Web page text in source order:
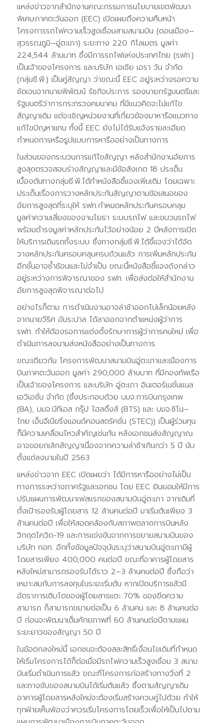
แหล่งข่าวจากสำนักงานคณะกรรมการนโยบายเขตพัฒนา
พิเศษภาคตะวันออก (EEC) เปิดเผยถึงความคืบหน้า
โครงการรถไฟความเร็วสูงเชื่อมสามสนามบิน (ดอนเมือง–
สุวรรณภูมิ–อู่ตะเภา) ระยะทาง 220 กิโลเมตร มูลค่า
224,544 ล้านบาท ซึ่งมีการรถไฟแห่งประเทศไทย (รฟท.)
เป็นเจ้าของโครงการ และบริษัท เอเชีย เอรา วัน จำกัด
(กลุ่มซี.พี.) เป็นคู่สัญญา ว่าขณะนี้ EEC อยู่ระหว่างรอความ
ชัดเจนจากนายพิพัฒน์ รัชกิจประการ รองนายกรัฐมนตรีและ
รัฐมนตรีว่าการกระทรวงคมนาคม ที่มีแนวคิดจะไม่แก้ไข
สัญญาเดิม แต่จะเชิญหน่วยงานที่เกี่ยวข้องมาหารือแนวทาง
แก้ไขปัญหาแทน ทั้งนี้ EEC ยังไม่ได้รับแจ้งรายละเอียด
กำหนดการหรือรูปแบบการหารืออย่างเป็นทางการ
ในส่วนของกระบวนการแก้ไขสัญญา หลังสำนักงานอัยการ
สูงสุดตรวจสอบร่างสัญญาและมีข้อสังเกต 18 ประเด็น
เบื้องต้นทางกลุ่มซี.พี.ได้ทำหนังสือชี้แจงเพิ่มเติม โดยเฉพาะ
ประเด็นเรื่องการวางหลักประกันสัญญาตามข้อเสนอของ
อัยการสูงสุดที่ระบุให้ รฟท.กำหนดหลักประกันครอบคลุม
มูลค่าความเสี่ยงของงานโยธา ระบบรถไฟ และขบวนรถไฟ
พร้อมดำรงมูลค่าหลักประกันไว้อย่างน้อย 2 ปีหลังการเปิด
ให้บริการเดินรถทั้งระบบ ซึ่งทางกลุ่มซี.พี.ได้ชี้แจงว่าได้จัด
วางหลักประกันครอบคลุมครบถ้วนแล้ว การเพิ่มหลักประกัน
อีกชั้นอาจซ้ำซ้อนและไม่จำเป็น ขณะนี้หนังสือชี้แจงดังกล่าว
อยู่ระหว่างการพิจารณาของ รฟท. เพื่อส่งต่อให้สำนักงาน
อัยการสูงสุดพิจารณาต่อไป
อย่างไรก็ตาม การดำเนินงานอาจล่าช้าออกไปเล็กน้อยหลัง
จากนายวีริศ อัมระปาล ได้ลาออกจากตำแหน่งผู้ว่าการ
รฟท. ทำให้ต้องรอการแต่งตั้งรักษาการผู้ว่าการคนใหม่ เพื่อ
ดำเนินการลงนามส่งหนังสืออย่างเป็นทางการ
ขณะเดียวกัน โครงการพัฒนาสนามบินอู่ตะเภาและเมืองการ
บินภาคตะวันออก มูลค่า 290,000 ล้านบาท ที่มีกองทัพเรือ
เป็นเจ้าของโครงการ และบริษัท อู่ตะเภา อินเตอร์เนชั่นแนล
เอวิเอชั่น จำกัด (ซึ่งประกอบด้วย บมจ.การบินกรุงเทพ
(BA), บมจ.บีทีเอส กรุ๊ป โฮลดิ้งส์ (BTS) และ บมจ.ซิโน–
ไทย เอ็นจีเนียริ่งแอนด์คอนสตรัคชั่น (STEC)) เป็นผู้ร่วมทุน
ก็มีความเคลื่อนไหวสำคัญเช่นกัน หลังเอกชนส่งสัญญาณ
อาจขอยกเลิกสัญญาเนื่องจากความล่าช้าเกินกว่า 5 ปี นับ
ตั้งแต่ลงนามในปี 2563
แหล่งข่าวจาก EEC เปิดเผยว่า ได้มีการหารืออย่างไม่เป็น
ทางการระหว่างภาครัฐและเอกชน โดย EEC ยินยอมให้มีการ
ปรับแผนการพัฒนาเฟสแรกของสนามบินอู่ตะเภา จากเดิมที่
ตั้งเป้ารองรับผู้โดยสาร 12 ล้านคนต่อปี มาเริ่มต้นเพียง 3
ล้านคนต่อปี เพื่อให้สอดคล้องกับสภาพตลาดการบินหลัง
วิกฤตโควิด-19 และการแข่งขันจากการขยายสนามบินของ
บริษัท ทอท. อีกทั้งข้อมูลปัจจุบันระบุว่าสนามบินอู่ตะเภามีผู้
โดยสารเพียง 400,000 คนต่อปี ขณะที่อาคารผู้โดยสาร
หลังใหม่สามารถรองรับได้ราว 2–3 ล้านคนต่อปี ซึ่งถือว่า
เหมาะสมกับการลงทุนในระยะเริ่มต้น หากเปิดบริการแล้วมี
อัตราการเติบโตของผู้โดยสารแตะ 70% ของขีดความ
สามารถ ก็สามารถขยายต่อเป็น 6 ล้านคน และ 8 ล้านคนต่อ
ปี ก่อนจะพัฒนาเต็มศักยภาพที่ 60 ล้านคนต่อปีตามแผน
ระยะยาวของสัญญา 50 ปี
ในข้อตกลงใหม่นี้ เอกชนจะต้องสละสิทธิ์เงื่อนไขเดิมที่กำหนด
ให้เริ่มโครงการได้ก็ต่อเมื่อมีรถไฟความเร็วสูงเชื่อม 3 สนาม
บินเริ่มดำเนินการแล้ว ขณะที่โครงการก่อสร้างทางวิ่งที่ 2
และทางขับของสนามบินได้เริ่มต้นแล้ว ซึ่งตามสัญญาเดิม
อาคารผู้โดยสารหลังใหม่จะต้องเริ่มสร้างควบคู่ไปด้วย ทำให้
ทุกฝ่ายเห็นพ้องว่าควรเริ่มโครงการโดยเร็วเพื่อให้เป็นไปตาม